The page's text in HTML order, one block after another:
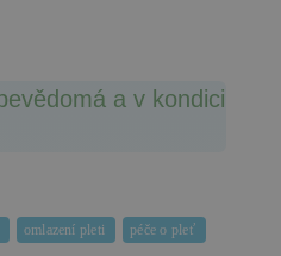
omlazení pleti péče o pleť